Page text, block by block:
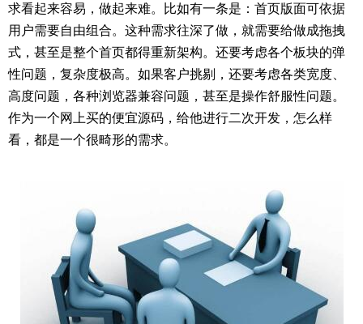
求看起来容易，做起来难。比如有一条是：首页版面可依据
用户需要自由组合。这种需求往深了做，就需要给做成拖拽
式，甚至是整个首页都得重新架构。还要考虑各个板块的弹
性问题，复杂度极高。如果客户挑剔，还要考虑各类宽度、
高度问题，各种浏览器兼容问题，甚至是操作舒服性问题。
作为一个网上买的便宜源码，给他进行二次开发，怎么样
看，都是一个很畸形的需求。